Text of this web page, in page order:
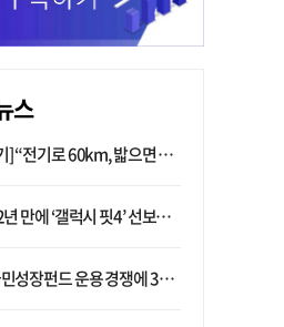
스
60km, 밟으면 462마력”…볼보 XC60 T8의 두 얼굴
갤럭시 핏4’ 선보이나…웨어러블 생태계 확장 ‘시동’
운용 경쟁에 33개사 몰렸다…신한·하나 등 새 얼굴 대거 합류